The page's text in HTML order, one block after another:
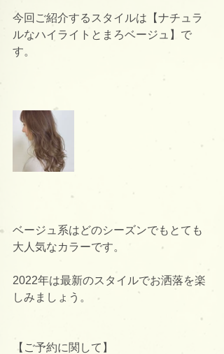
今回ご紹介するスタイルは【ナチュラ
ルなハイライトとまろベージュ】で
す。
ベージュ系はどのシーズンでもとても
大人気なカラーです。
2022年は最新のスタイルでお洒落を楽
しみましょう。
【ご予約に関して】